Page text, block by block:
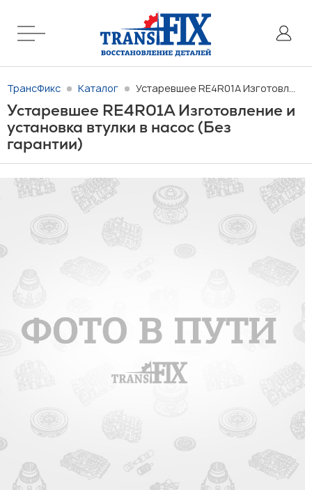
ТрансФикс Каталог Устаревшее RE4R01A Изготовление и установка втулки в насос (Без гарантии)
Устаревшее RE4R01A Изготовление и
установка втулки в насос (Без
гарантии)